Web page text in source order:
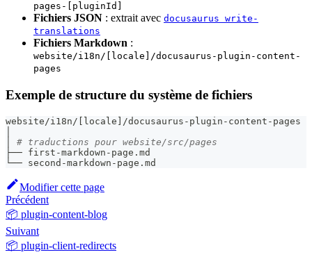
pages-[pluginId]
Fichiers JSON : extrait avec docusaurus write-
translations
Fichiers Markdown :
website/i18n/[locale]/docusaurus-plugin-content-
pages
Exemple de structure du système de fichiers
website/i18n/ locale
/docusaurus-plugin-content-pages
# traductions pour website/src/pages
├── first-markdown-page.md
└── second-markdown-page.md
Modifier cette page
Précédent
📦 plugin-content-blog
Suivant
📦 plugin-client-redirects